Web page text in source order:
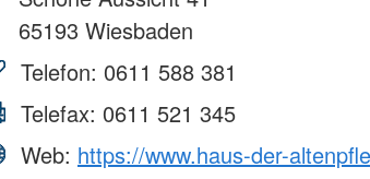
65193 Wiesbaden
Telefon: 0611 588 381
Telefax: 0611 521 345
Web: https://www.haus-der-